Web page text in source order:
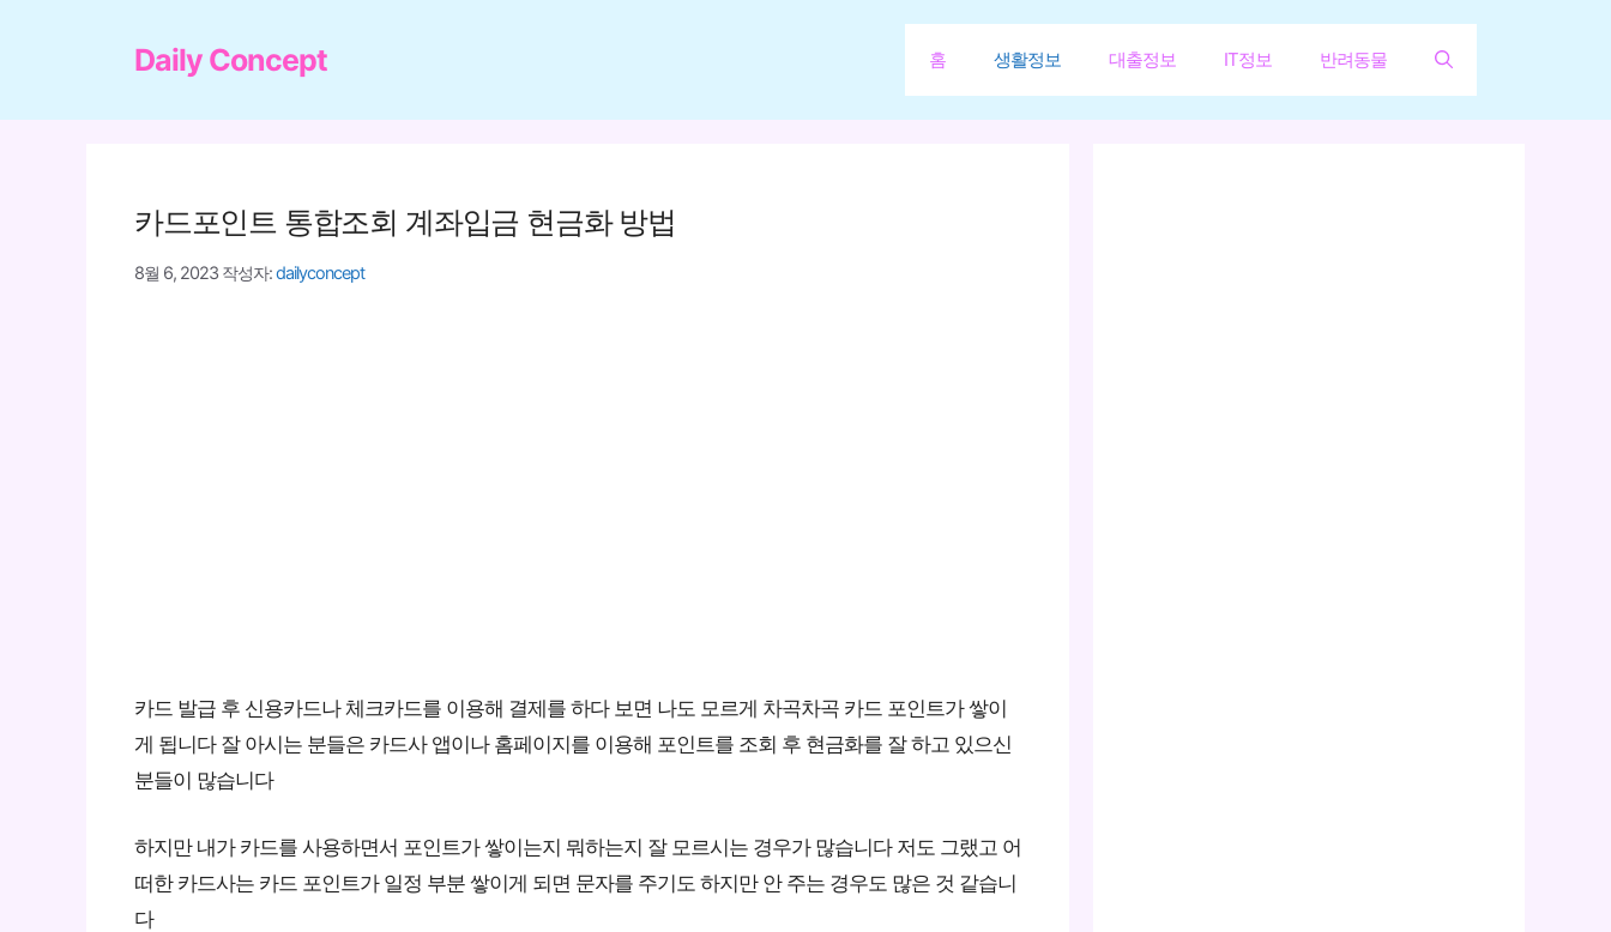
로
Daily Concept 홈 생활정보 대출정보 IT정보 반려동물
카드포인트 통합조회 계좌입금 현금화 방법
8월 6, 2023 작성자:dailyconcept
카드 발급 후 신용카드나 체크카드를 이용해 결제를 하다 보면 나도 모르게 차곡차곡 카드 포인트가 쌓이
게 됩니다 잘 아시는 분들은 카드사 앱이나 홈페이지를 이용해 포인트를 조회 후 현금화를 잘 하고 있으신
분들이 많습니다
하지만 내가 카드를 사용하면서 포인트가 쌓이는지 뭐하는지 잘 모르시는 경우가 많습니다 저도 그랬고 어
떠한 카드사는 카드 포인트가 일정 부분 쌓이게 되면 문자를 주기도 하지만 안 주는 경우도 많은 것 같습니
다